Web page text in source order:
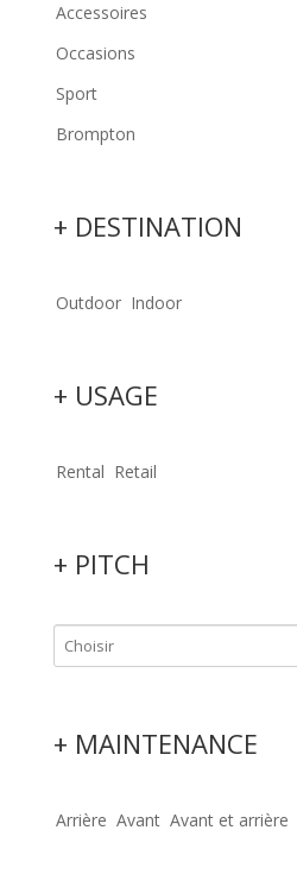
Accessoires
Occasions
Sport
Brompton
+ DESTINATION
Outdoor Indoor
+ USAGE
Rental Retail
+ PITCH
+ MAINTENANCE
Arrière Avant Avant et arrière